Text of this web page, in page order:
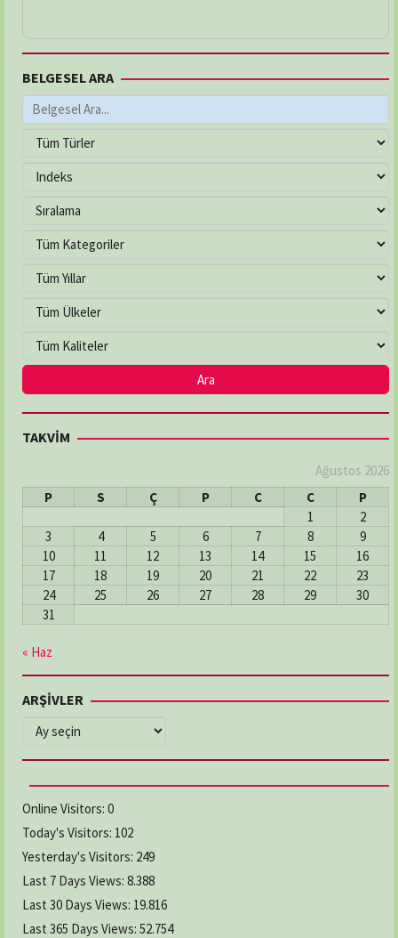
BELGESEL ARA
TAKVİM
Ağustos 2026
P
S Ç P C C
P
1
2
3
4 5 6 7 8
9
10
11 12 13 14 15
16
17
18 19 20 21 22
23
24
25 26 27 28 29
30
31
« Haz
ARŞİVLER
ARŞİVLER
Online Visitors: 0
Today's Visitors: 102
Yesterday's Visitors: 249
Last 7 Days Views: 8.388
Last 30 Days Views: 19.816
Last 365 Days Views: 52.754